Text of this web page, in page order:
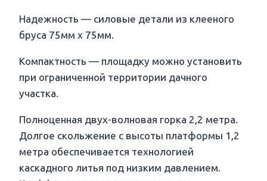
Надежность — силовые детали из клееного
бруса 75мм х 75мм.
Компактность — площадку можно установить
при ограниченной территории дачного
участка.
Полноценная двух-волновая горка 2,2 метра.
Долгое скольжение с высоты платформы 1,2
метра обеспечивается технологией
каскадного литья под низким давлением.